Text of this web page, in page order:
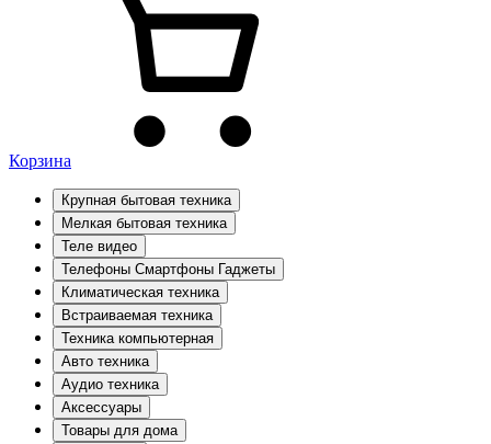
Корзина
Крупная бытовая техника
Мелкая бытовая техника
Теле видео
Телефоны Смартфоны Гаджеты
Климатическая техника
Встраиваемая техника
Техника компьютерная
Авто техника
Аудио техника
Аксессуары
Товары для дома